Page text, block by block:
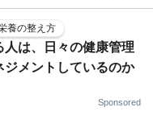
養の整え方
人は、日々の健康管理
ジメントしているのか
Sponsored